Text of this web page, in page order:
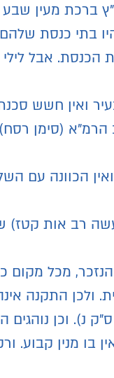
ברכת מעין
כנסת שלהם
הכנסת. אבל
ואין חשש
(סימן
הכוונה עם
רב אות קטז)
מכל מקום
התקנה
נ). וכן
מנין קבוע.